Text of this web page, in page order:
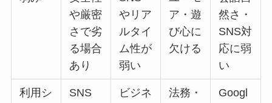
や厳密
さで劣
る場合
あり
やリア
ルタイ
ム性が
弱い
ア・遊
び心に
欠ける
然さ・
SNS対
応に弱
い
利用シ
SNS
ビジネ
法務・
Googl